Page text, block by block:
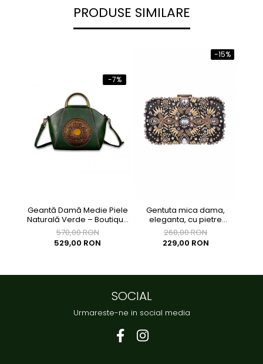
PRODUSE SIMILARE
-7%
Geantă Damă Medie Piele
Naturală Verde – Boutique
Deluxe
570,00 RON
529,00 RON
-15%
Gentuta mica dama,
eleganta, cu pietre
multicolore, clutch,
155x90x40mm
268,00 RON
229,00 RON
SOCIAL
Urmareste-ne in social media